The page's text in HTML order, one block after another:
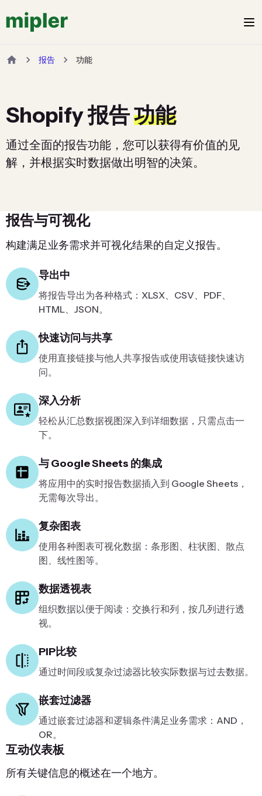
报告 功能
Shopify 报告功能
通过全面的报告功能，您可以获得有价值的见
解，并根据实时数据做出明智的决策。
报告与可视化
构建满足业务需求并可视化结果的自定义报告。
导出中
将报告导出为各种格式：XLSX、CSV、PDF、
HTML、JSON。
快速访问与共享
使用直接链接与他人共享报告或使用该链接快速访
问。
深入分析
轻松从汇总数据视图深入到详细数据，只需点击一
下。
与 Google Sheets 的集成
将应用中的实时报告数据插入到 Google Sheets，
无需每次导出。
复杂图表
使用各种图表可视化数据：条形图、柱状图、散点
图、线性图等。
数据透视表
组织数据以便于阅读：交换行和列，按几列进行透
视。
PIP比较
通过时间段或复杂过滤器比较实际数据与过去数据。
嵌套过滤器
通过嵌套过滤器和逻辑条件满足业务需求：AND，
OR。
互动仪表板
所有关键信息的概述在一个地方。